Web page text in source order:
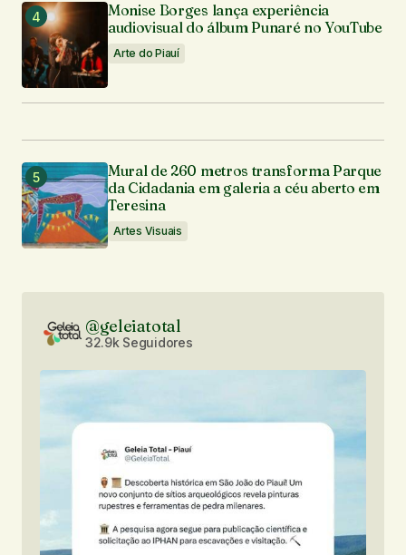
Monise Borges lança experiência
audiovisual do álbum Punaré no YouTube
Arte do Piauí
Mural de 260 metros transforma Parque
da Cidadania em galeria a céu aberto em
Teresina
Artes Visuais
@geleiatotal
32.9k Seguidores